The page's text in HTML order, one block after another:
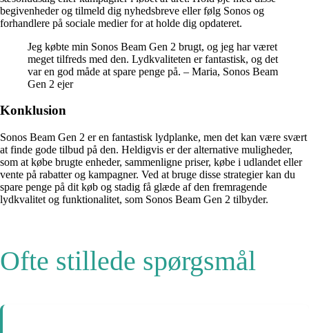
begivenheder og tilmeld dig nyhedsbreve eller følg Sonos og
forhandlere på sociale medier for at holde dig opdateret.
Jeg købte min Sonos Beam Gen 2 brugt, og jeg har været
meget tilfreds med den. Lydkvaliteten er fantastisk, og det
var en god måde at spare penge på. – Maria, Sonos Beam
Gen 2 ejer
Konklusion
Sonos Beam Gen 2 er en fantastisk lydplanke, men det kan være svært
at finde gode tilbud på den. Heldigvis er der alternative muligheder,
som at købe brugte enheder, sammenligne priser, købe i udlandet eller
vente på rabatter og kampagner. Ved at bruge disse strategier kan du
spare penge på dit køb og stadig få glæde af den fremragende
lydkvalitet og funktionalitet, som Sonos Beam Gen 2 tilbyder.
Ofte stillede spørgsmål